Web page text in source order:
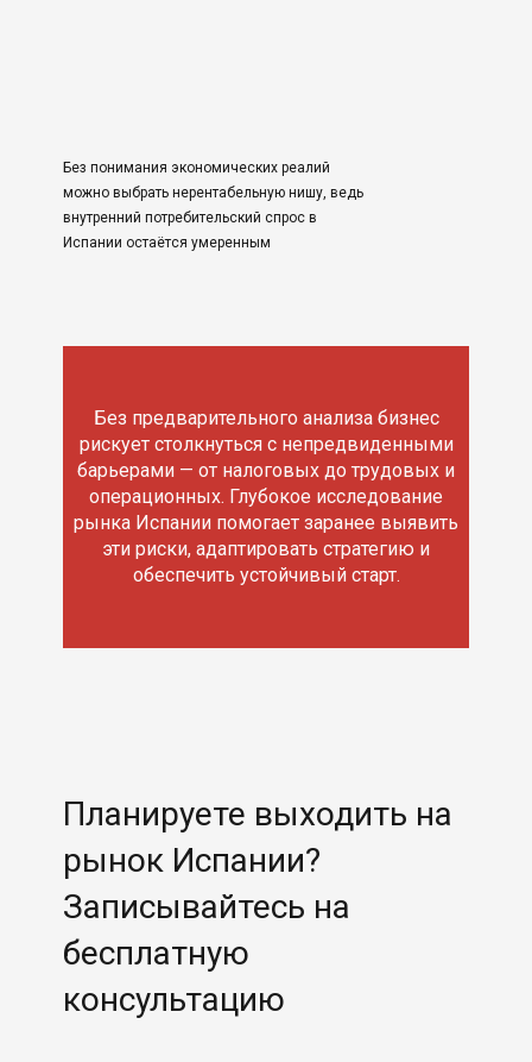
Без понимания экономических реалий
можно выбрать нерентабельную нишу, ведь
внутренний потребительский спрос в
Испании остаётся умеренным
Без предварительного анализа бизнес
рискует столкнуться с непредвиденными
барьерами — от налоговых до трудовых и
операционных. Глубокое исследование
рынка Испании помогает заранее выявить
эти риски, адаптировать стратегию и
обеспечить устойчивый старт.
Планируете выходить на
рынок Испании?
Записывайтесь на
бесплатную
консультацию